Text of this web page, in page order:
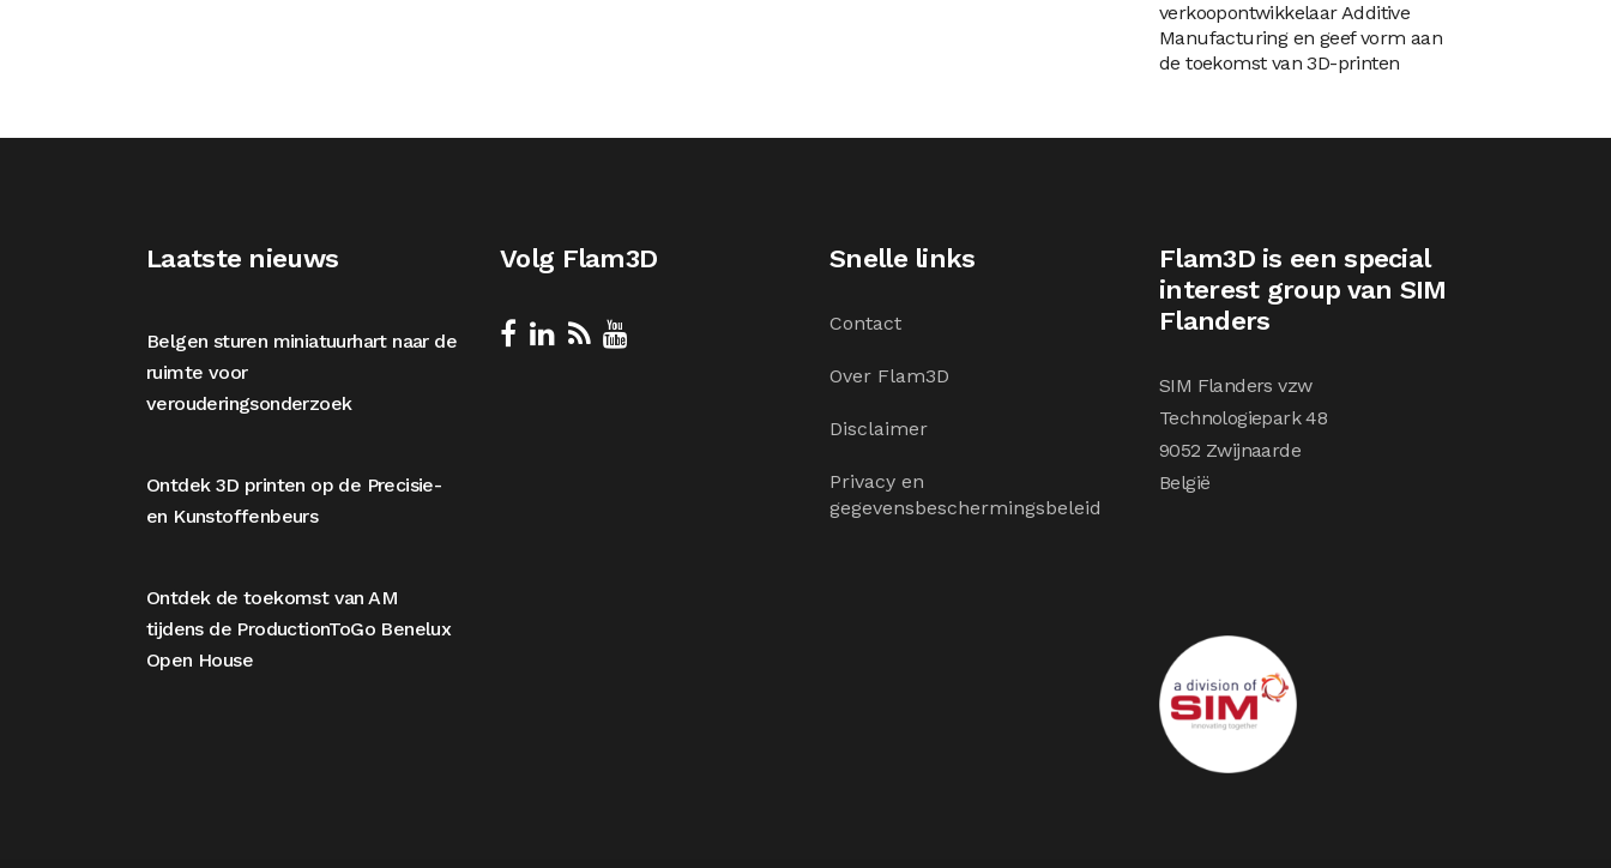
verkoopontwikkelaar Additive
Manufacturing en geef vorm aan
de toekomst van 3D-printen
Laatste nieuws
Belgen sturen miniatuurhart naar de
ruimte voor
verouderingsonderzoek
Ontdek 3D printen op de Precisie-
en Kunstoffenbeurs
Ontdek de toekomst van AM
tijdens de ProductionToGo Benelux
Open House
Volg Flam3D Snelle links
Contact
Over Flam3D
Disclaimer
Privacy en
gegevensbeschermingsbeleid
Flam3D is een special
interest group van SIM
Flanders
SIM Flanders vzw
Technologiepark 48
9052 Zwijnaarde
België